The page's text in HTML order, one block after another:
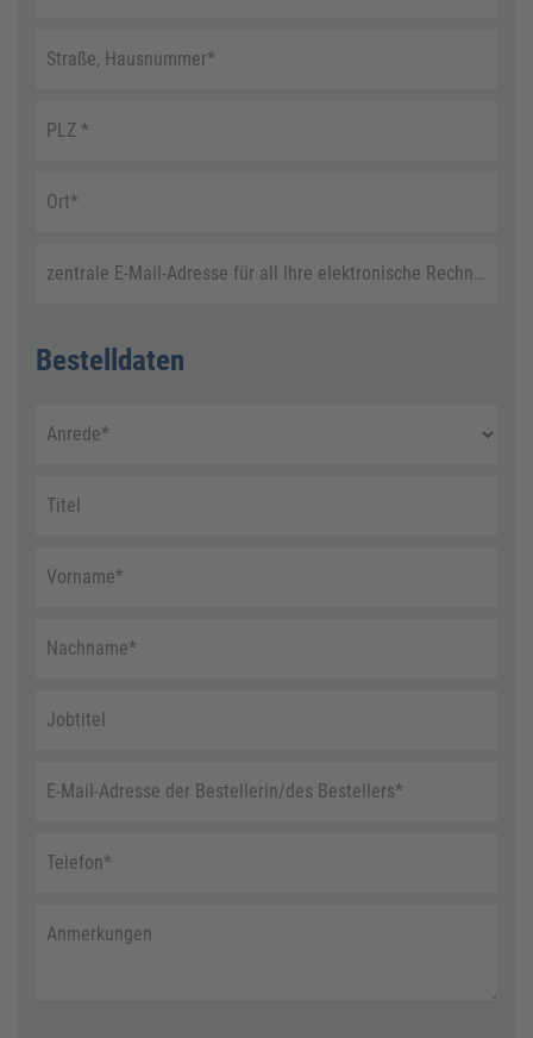
Straße, Hausnummer*
PLZ *
Ort*
zentrale E-Mail-Adresse für all Ihre elektronische Rechnungen
Bestelldaten
Anrede*
Titel
Vorname*
Nachname*
Jobtitel
E-Mail-Adresse der Bestellerin/des Bestellers*
Telefon*
Anmerkungen